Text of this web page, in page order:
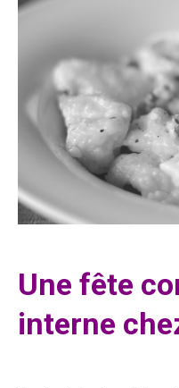
Une fête
interne